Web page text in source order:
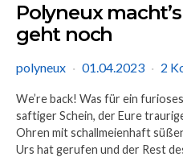
Polyneux
geht noch
polyneux 01.04.2023 2
We’re back! Was für ein
saftiger Schein, der Eure
Ohren mit schallmeienhaft
Urs hat gerufen und der Rest